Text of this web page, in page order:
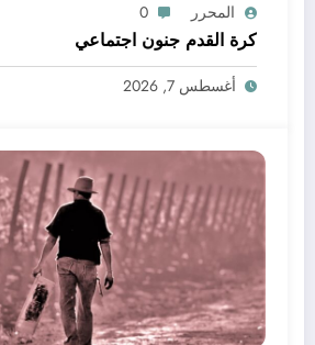
المحرر 0
كرة القدم جنون اجتماعي
أغسطس 7, 2026